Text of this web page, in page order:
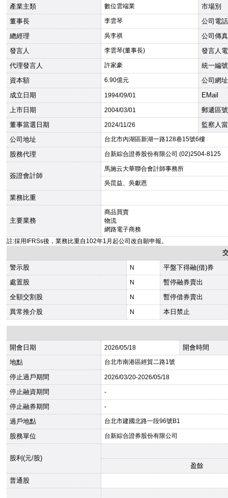
產業主類
數位雲端業
市場別
董事長
李雲琴
公司電話
總經理
吳李祺
公司傳真
發言人
李雲琴(董事長)
發言人
代理發言人
許家豪
統一編號
資本額
6.90億元
公司網址
成立日期
1994/09/01
EMail
上市日期
2004/03/01
郵遞區號
董事當選日期
2024/11/26
監察人
公司地址
台北市內湖區新湖一路128巷15號6樓
股務代理 台新綜合證券股份有限公司 (02)2504-8125
簽證會計師
馬施云大華聯合會計師事務所
吳昆益、吳獻恩
業務比重
主要業務
商品買賣
物流
網路電子商務
註:採用IFRSs後，業務比重自102年1月起公司改自願申報。
警示股
N
平盤下得融(借)券
處置股
N
暫停融券賣出
全額交割股
N
暫停借券賣出
異常推介股
N 本日禁止
開會日期 2026/05/18
開會時間
地點
台北市南港區經貿二路1號
停止過戶期間 2026/03/20-2026/05/18
停止融資期間 -
停止融券期間 -
過戶地點 台北市建國北路一段96號B1
股務單位 台新綜合證券股份有限公司
股利(元/股)
盈餘
普通股